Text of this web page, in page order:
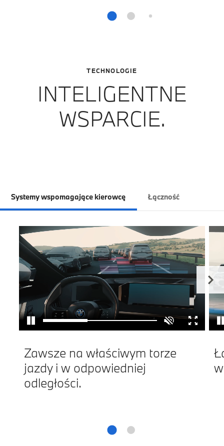
TECHNOLOGIE
INTELIGENTNE
WSPARCIE.
Systemy wspomagające kierowcę Łączność
Zawsze na właściwym torze
jazdy i w odpowiedniej
odległości.